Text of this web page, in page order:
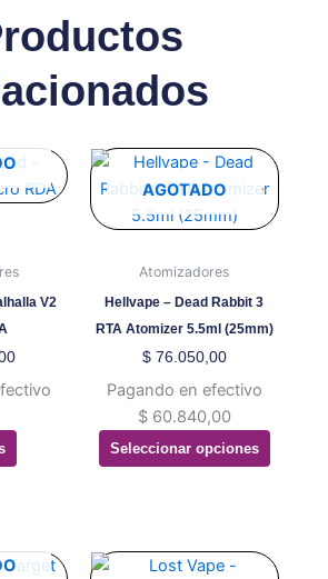
V2
AGOTADO
Atomizadores
Hellvape – Dead Rabbit 3
RTA Atomizer 5.5ml (25mm)
$76.050,00
Pagando en efectivo
$60.840,00
Seleccionar opciones
Este
producto
tiene
variantes.
Las
opciones
se
elegir
en
la
Este